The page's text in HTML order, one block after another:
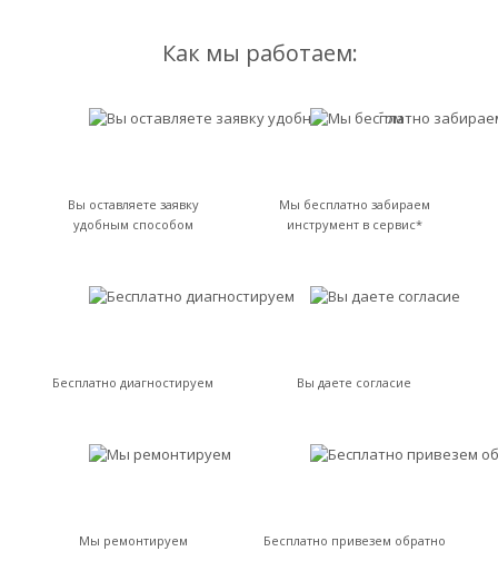
Как мы работаем:
Вы оставляете заявку
удобным способом
Мы бесплатно забираем
инструмент в сервис*
Бесплатно диагностируем Вы даете согласие
Мы ремонтируем Бесплатно привезем обратно